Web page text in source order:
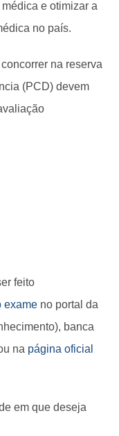
e otimizar a
no país.
na reserva
(PCD) devem
feito
exame no portal da
banca
na página oficial
em que deseja